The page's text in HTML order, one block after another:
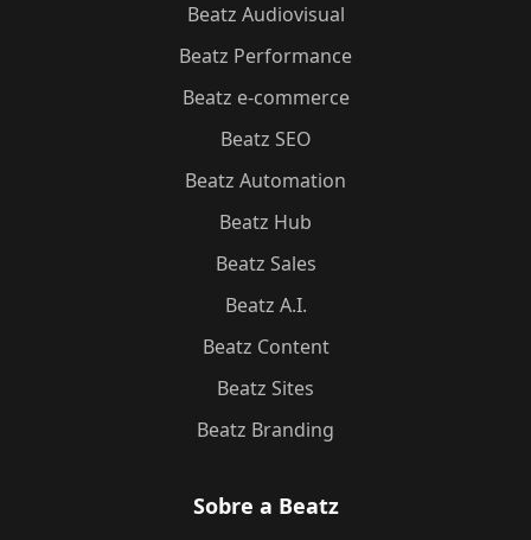
Beatz Audiovisual
Beatz Performance
Beatz e-commerce
Beatz SEO
Beatz Automation
Beatz Hub
Beatz Sales
Beatz A.I.
Beatz Content
Beatz Sites
Beatz Branding
Sobre a Beatz